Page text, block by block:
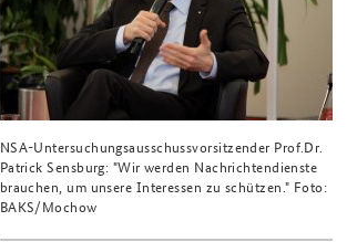
NSA-Untersuchungsausschussvorsitzender Prof.Dr.
Patrick Sensburg: "Wir werden Nachrichtendienste
brauchen, um unsere Interessen zu schützen." Foto:
BAKS/Mochow